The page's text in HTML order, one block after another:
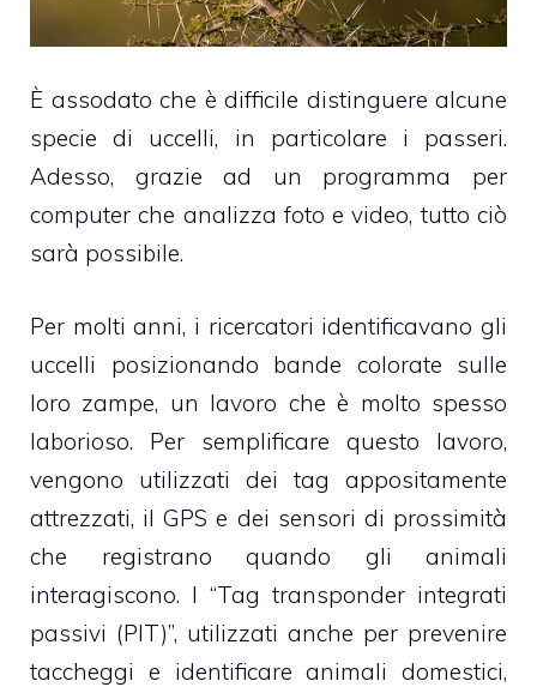
È assodato che è difficile distinguere alcune
specie di uccelli, in particolare i passeri.
Adesso, grazie ad un programma per
computer che analizza foto e video, tutto ciò
sarà possibile.
Per molti anni, i ricercatori identificavano gli
uccelli posizionando bande colorate sulle
loro zampe, un lavoro che è molto spesso
laborioso. Per semplificare questo lavoro,
vengono utilizzati dei tag appositamente
attrezzati, il GPS e dei sensori di prossimità
che registrano quando gli animali
interagiscono. I “Tag transponder integrati
passivi (PIT)”, utilizzati anche per prevenire
taccheggi e identificare animali domestici,